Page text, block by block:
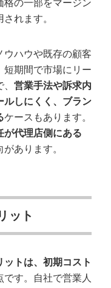
格の一部をマージン
れます。
ウハウや既存の顧客
短期間で市場にリー
営業手法や訴求内
ルしにくく、ブラン
ケースもあります。
が代理店側にある
があります。
ット
トは、初期コスト
です。自社で営業人